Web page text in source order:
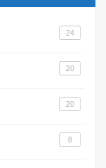
24
20
20
8